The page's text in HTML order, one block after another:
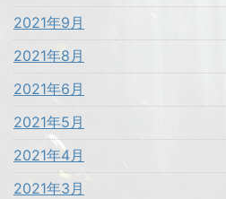
2021年9月
2021年8月
2021年6月
2021年5月
2021年4月
2021年3月